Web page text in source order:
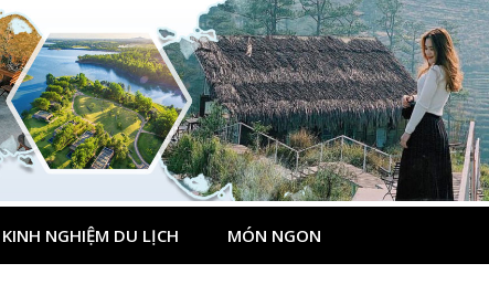
KINH NGHIỆM DU LỊCH MÓN NGON